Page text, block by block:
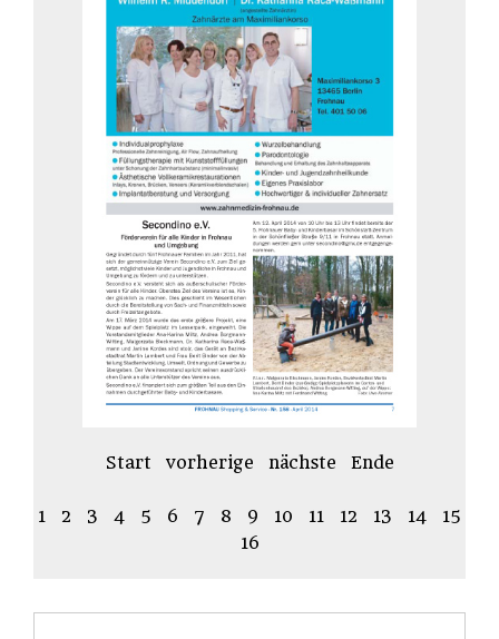
Start vorherige nächste Ende
1 2 3 4 5 6 7 8 9 10 11 12 13 14
15
16